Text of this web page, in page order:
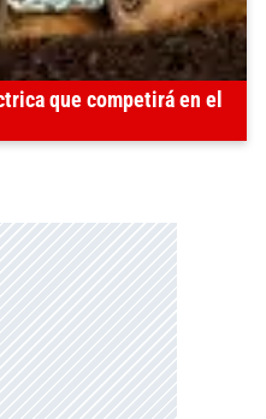
que competirá en el